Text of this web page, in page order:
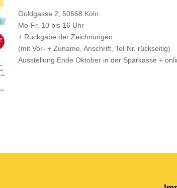
Goldgasse 2, 50668 Köln
Mo-Fr. 10 bis 16 Uhr
+ Rückgabe der Zeichnungen
(mit Vor- + Zuname, Anschrift, Tel-Nr. rückseitig)
Ausstellung Ende Oktober in der Sparkasse +